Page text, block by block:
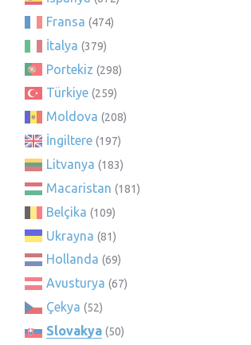
Fransa (474)
İtalya (379)
Portekiz (298)
Türkiye (259)
Moldova (208)
İngiltere (197)
Litvanya (183)
Macaristan (181)
Belçika (109)
Ukrayna (81)
Hollanda (69)
Avusturya (67)
Çekya (52)
Slovakya (50)